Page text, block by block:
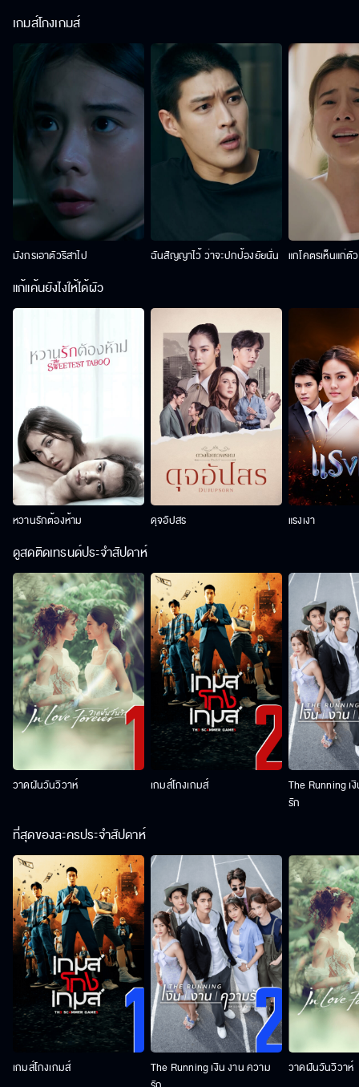
เกมส์โกงเกมส์
มังกรเอาตัวริสาไป ฉันสัญญาไว้ ว่าจะปกป้องยัยนั่น แกโคตรเห็นแก่ตั
แก้แค้นยังไงให้ได้ผัว
หวานรักต้องห้าม ดุจอัปสร แรงเงา
ดูสดติดเทรนด์ประจำสัปดาห์
วาดฝันวันวิวาห์ เกมส์โกงเกมส์
The Running เ
รัก
ที่สุดของละครประจำสัปดาห์
เกมส์โกงเกมส์
The Running เงิน งาน ความ
วาดฝันวันวิวาห์